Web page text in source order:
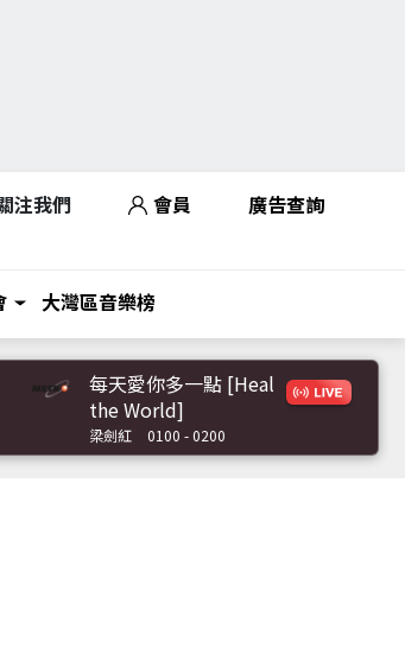
注我們 會員 廣告查詢
大灣區音樂榜
每天愛你多一點 [Heal
the World]
梁劍紅 0100 - 0200